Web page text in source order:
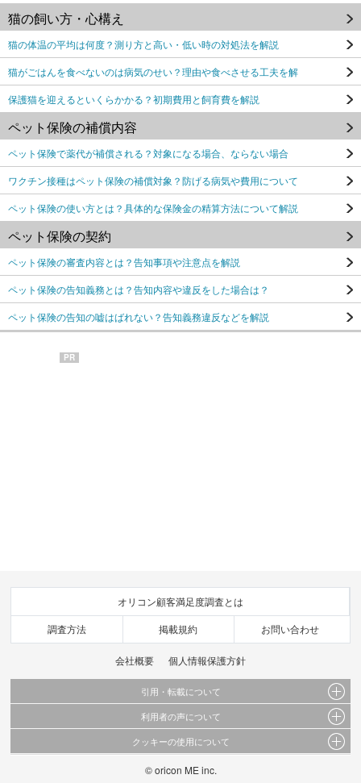
猫の飼い方・心構え
猫の体温の平均は何度？測り方と高い・低い時の対処法を解説
猫がごはんを食べないのは病気のせい？理由や食べさせる工夫を解
保護猫を迎えるといくらかかる？初期費用と飼育費を解説
ペット保険の補償内容
ペット保険で薬代が補償される？対象になる場合、ならない場合
ワクチン接種はペット保険の補償対象？防げる病気や費用について
ペット保険の使い方とは？具体的な保険金の精算方法について解説
ペット保険の契約
ペット保険の審査内容とは？告知事項や注意点を解説
ペット保険の告知義務とは？告知内容や違反をした場合は？
ペット保険の告知の嘘はばれない？告知義務違反などを解説
PR
オリコン顧客満足度調査とは
調査方法 掲載規約 お問い合わせ
会社概要 個人情報保護方針
引用・転載について
当サイトで公開されている情報（文字、写真、イラスト、画像データ等）及びこれらの配
置・編集および構造などについての著作権は株式会社oricon MEに帰属しております。
これらの情報を権利者の許可なく無断転載・複製などの二次利用を行うことは固く禁じて
利用者の声について
当サイトに掲載している内容はすべてサービスの利用者が提出された見解・感想です。
弊社が内容について正確性を含め一切保証するものではありません。
弊社の見解・ 意見ではないことをご理解いただいた上でご覧ください。
クッキーの使用について
このサイトでは Cookie を使用して、ユーザーに合わせたコンテンツや広告の表示、ソー
© oricon ME inc.